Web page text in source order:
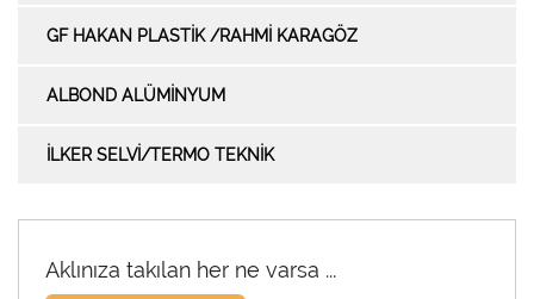
GF HAKAN PLASTIK /RAHMI KARAGÖZ
ALBOND ALÜMINYUM
İLKER SELVİ/TERMO TEKNIK
Aklınıza takılan her ne varsa ...